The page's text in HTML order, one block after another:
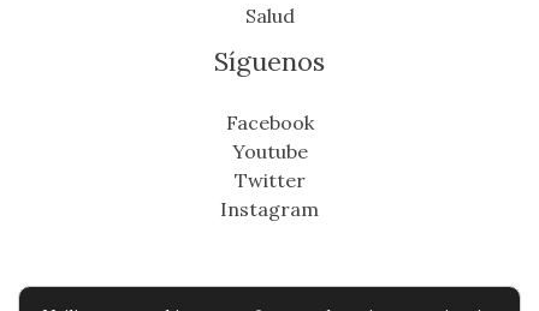
Salud
Síguenos
Facebook
Youtube
Twitter
Instagram